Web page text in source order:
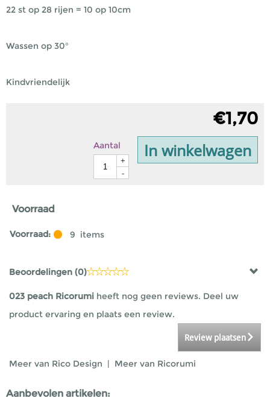
22 st op 28 rijen = 10 op 10cm
Wassen op 30°
Kindvriendelijk
€1,70
Aantal
+
-
In winkelwagen
Voorraad
Voorraad: 9 items
Beoordelingen (0)
023 peach Ricorumi heeft nog geen reviews. Deel uw
product ervaring en plaats een review.
Review plaatsen
Meer van Rico Design | Meer van Ricorumi
Aanbevolen artikelen: